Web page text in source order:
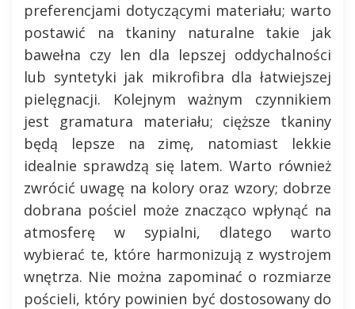
preferencjami dotyczącymi materiału; warto
postawić na tkaniny naturalne takie jak
bawełna czy len dla lepszej oddychalności
lub syntetyki jak mikrofibra dla łatwiejszej
pielęgnacji. Kolejnym ważnym czynnikiem
jest gramatura materiału; cięższe tkaniny
będą lepsze na zimę, natomiast lekkie
idealnie sprawdzą się latem. Warto również
zwrócić uwagę na kolory oraz wzory; dobrze
dobrana pościel może znacząco wpłynąć na
atmosferę w sypialni, dlatego warto
wybierać te, które harmonizują z wystrojem
wnętrza. Nie można zapominać o rozmiarze
pościeli, który powinien być dostosowany do